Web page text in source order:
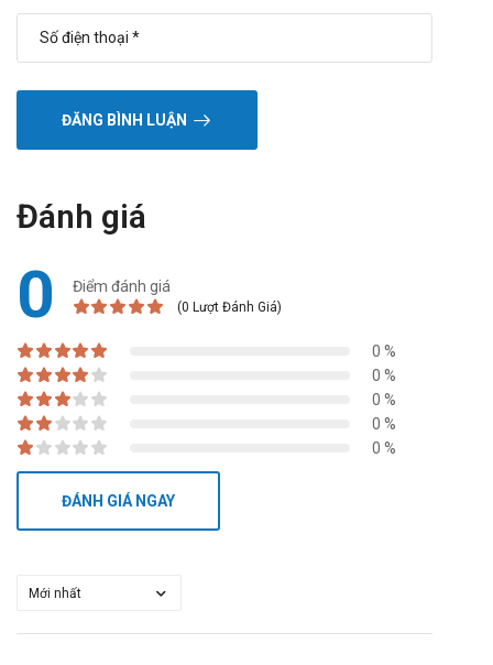
ĐĂNG BÌNH LUẬN
Đánh giá
0 Điểm đánh giá
(0 Lượt Đánh Giá)
0 %
0 %
0 %
0 %
0 %
ĐÁNH GIÁ NGAY